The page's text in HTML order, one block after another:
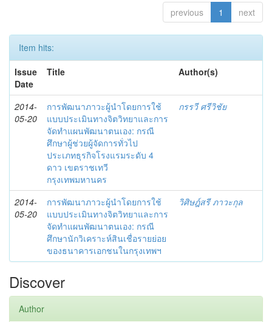
previous 1 next
Item hits:
Issue
Date
Title Author(s)
2014-
05-20
การพัฒนาภาวะผู้นำโดยการใช้
แบบประเมินทางจิตวิทยาและการ
จัดทำแผนพัฒนาตนเอง: กรณี
ศึกษาผู้ช่วยผู้จัดการทั่วไป
ประเภทธุรกิจโรงแรมระดับ 4
ดาว เขตราชเทวี
กรุงเทพมหานคร
กรรวี ศรีวิชัย
2014-
05-20
การพัฒนาภาวะผู้นำโดยการใช้
แบบประเมินทางจิตวิทยาและการ
จัดทำแผนพัฒนาตนเอง: กรณี
ศึกษานักวิเคราะห์สินเชื่อรายย่อย
ของธนาคารเอกชนในกรุงเทพฯ
วิศิษฎ์สรี ภาวะกุล
Discover
Author